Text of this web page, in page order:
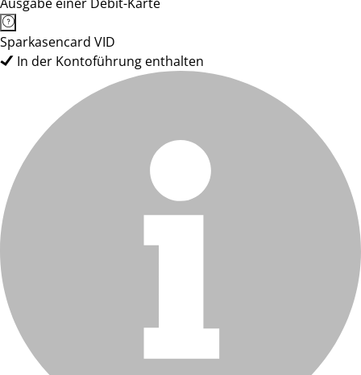
Sparkasencard VID
In der Kontoführung enthalten